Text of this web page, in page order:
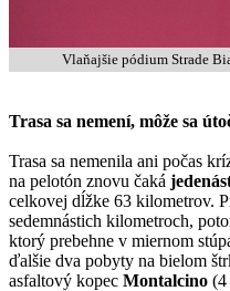
Vlaňajšie pódium Strade
Trasa sa nemení, môže sa
Trasa sa nemenila ani počas
na pelotón znovu čaká
celkovej dĺžke 63 kilometrov.
sedemnástich kilometroch,
ktorý prebehne v miernom
ďalšie dva pobyty na bielom
asfaltový kopec Montalcino (4